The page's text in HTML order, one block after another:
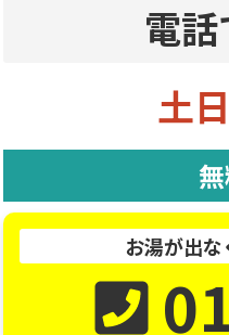
電
土
お湯が出な